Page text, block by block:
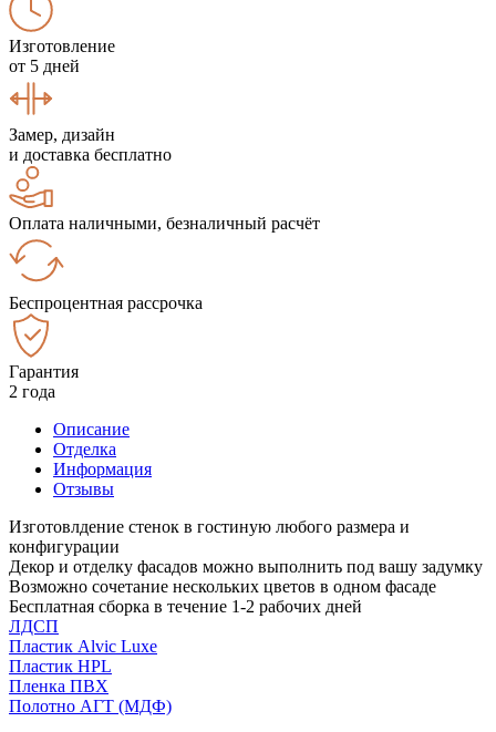
Изготовление
от 5 дней
Замер, дизайн
и доставка бесплатно
Оплата наличными, безналичный расчёт
Беспроцентная рассрочка
Гарантия
2 года
Описание
Отделка
Информация
Отзывы
Изготовлдение стенок в гостиную любого размера и
конфигурации
Декор и отделку фасадов можно выполнить под вашу задумку
Возможно сочетание нескольких цветов в одном фасаде
Бесплатная сборка в течение 1-2 рабочих дней
ЛДСП
Пластик Alvic Luxe
Пластик HPL
Пленка ПВХ
Полотно АГТ (МДФ)